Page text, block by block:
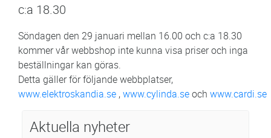
c:a 18.30
Söndagen den 29 januari mellan 16.00 och c:a 18.30
kommer vår webbshop inte kunna visa priser och inga
beställningar kan göras.
Detta gäller för följande webbplatser,
www.elektroskandia.se ,www.cylinda.seoch www.cardi.se
Aktuella nyheter